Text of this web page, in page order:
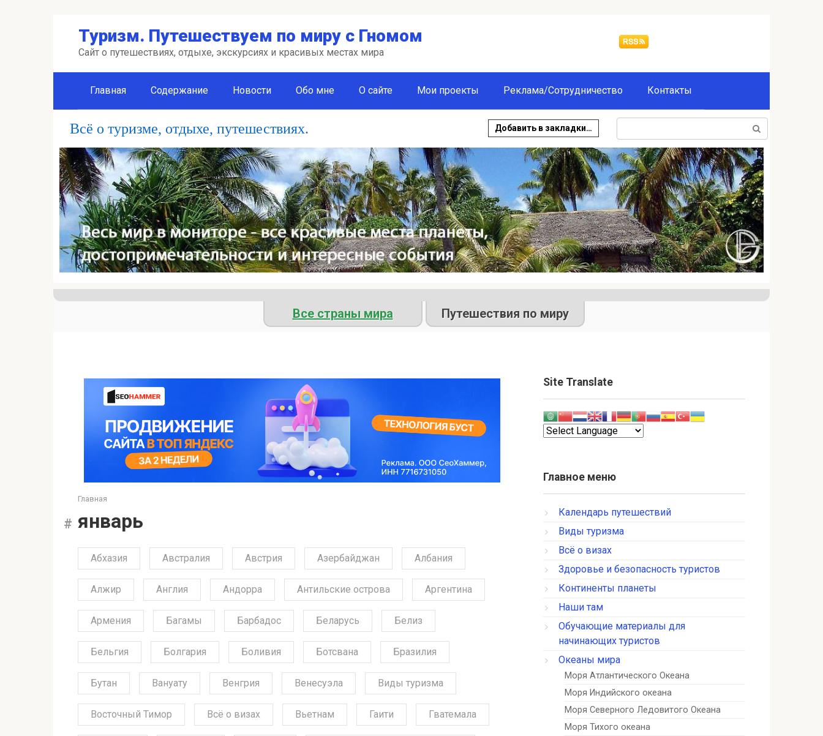
Туризм. Путешествуем по миру с Гномом
Сайт о путешествиях, отдыхе, экскурсиях и красивых местах мира
Главная Содержание Новости Обо мне О сайте Мои проекты Реклама/Сотрудничество Контакты
Всё о туризме, отдыхе, путешествиях. Добавить в закладки…
Все страны мира Путешествия по миру
Главная
январь
Абхазия Австралия Австрия Азербайджан Албания
Алжир Англия Андорра Антильские острова Аргентина
Армения Багамы Барбадос Беларусь Белиз
Бельгия Болгария Боливия Ботсвана Бразилия
Бутан Вануату Венгрия Венесуэла Виды туризма
Восточный Тимор Всё о визах Вьетнам Гаити Гватемала
Site Translate
Главное меню
Календарь путешествий
Виды туризма
Всё о визах
Здоровье и безопасность туристов
Континенты планеты
Наши там
Обучающие материалы для
начинающих туристов
Океаны мира
Моря Атлантического Океана
Моря Индийского океана
Моря Северного Ледовитого Океана
Моря Тихого океана